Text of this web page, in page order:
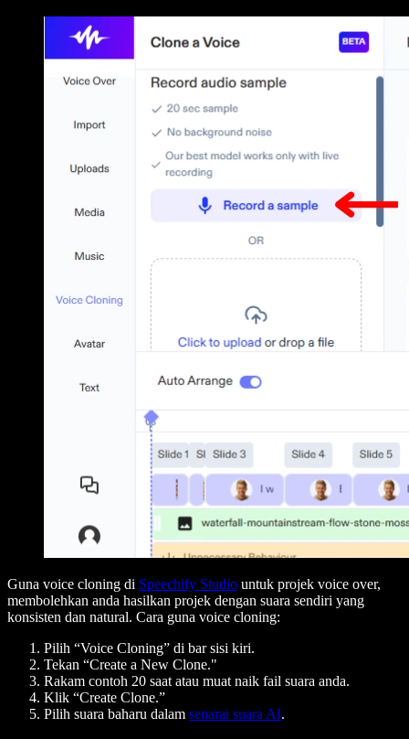
Guna voice cloning di Speechify Studio untuk projek voice over,
membolehkan anda hasilkan projek dengan suara sendiri yang
konsisten dan natural. Cara guna voice cloning:
Pilih “Voice Cloning” di bar sisi kiri.
Tekan “Create a New Clone."
Rakam contoh 20 saat atau muat naik fail suara anda.
Klik “Create Clone.”
Pilih suara baharu dalam senarai suara AI.